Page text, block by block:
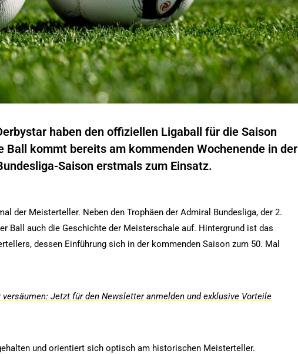
haben den offiziellen Ligaball für die Saison
Ball kommt bereits am kommenden Wochenende in der
Saison erstmals zum Einsatz.
der Meisterteller. Neben den Trophäen der Admiral Bundesliga, der 2.
Ball auch die Geschichte der Meisterschale auf. Hintergrund ist das
dessen Einführung sich in der kommenden Saison zum 50. Mal
Jetzt für den Newsletter anmelden und exklusive Vorteile
und orientiert sich optisch am historischen Meisterteller.